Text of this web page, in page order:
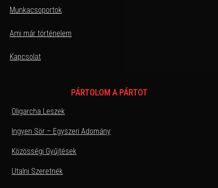
Munkacsoportok
Ami már történelem
Kapcsolat
PÁRTOLOM A PÁRTOT
Oligarcha Leszek
Ingyen Sör – Egyszeri Adomány
Közösségi Gyűjtések
Utalni Szeretnék